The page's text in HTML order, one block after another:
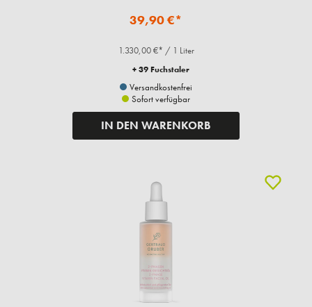
39,90 €*
1.330,00 €* / 1 Liter
+ 39 Fuchstaler
Versandkostenfrei
Sofort verfügbar
IN DEN WARENKORB